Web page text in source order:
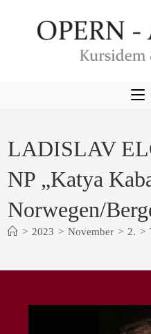
LADISLAV
NP „Katya
Norwegen/
> 2023 > November > 2. >